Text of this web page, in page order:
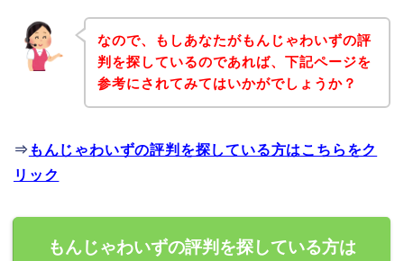
なので、もしあなたがもんじゃわいずの評
判を探しているのであれば、下記ページを
参考にされてみてはいかがでしょうか？
⇒ もんじゃわいずの評判を探している方はこちらをク
リック
もんじゃわいずの評判を探している方は